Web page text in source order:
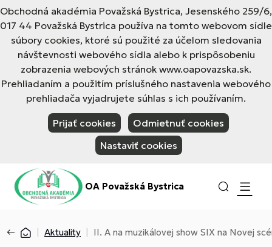
Obchodná akadémia Považská Bystrica, Jesenského 259/6,
017 44 Považská Bystrica používa na tomto webovom sídle
súbory cookies, ktoré sú použité za účelom sledovania
návštevnosti webového sídla alebo k prispôsobeniu
zobrazenia webových stránok www.oapovazska.sk.
Prehliadaním a použitím príslušného nastavenia webového
prehliadača vyjadrujete súhlas s ich používaním.
Prijať cookies
Odmietnuť cookies
Nastaviť cookies
OA Považská Bystrica
Aktuality II. A na muzikálovej show SIX na Novej